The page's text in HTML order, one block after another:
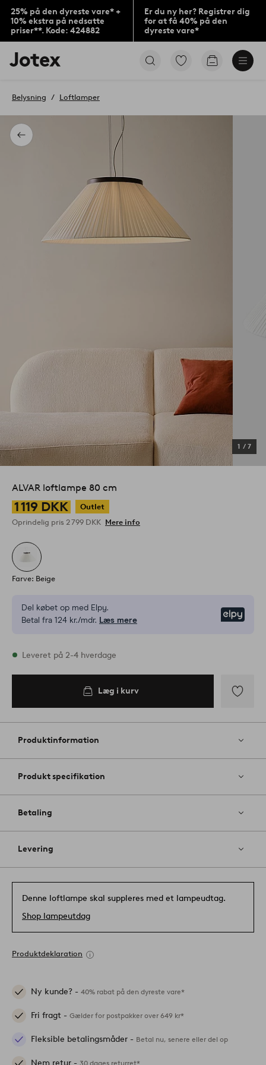
25% på den dyreste vare* +
10% ekstra på nedsatte
priser**. Kode: 424882
Er du ny her? Registrer dig
for at få 40% på den
dyreste vare*
Jotex
logo
til
Gå
Gå
Tilbage
Belysning Loftlamper
1 / 7
ALVAR loftlampe 80 cm
1 119 DKK
Outlet
Oprindelig pris 2 799 DKK Mere info
Farve: Beige
Del købet op med Elpy.
Betal fra 124 kr./mdr. Læs mere
På lager
Leveret på 2-4 hverdage
Læg i kurv
til
Produktinformation
Produkt specifikation
Betaling
Levering
Denne loftlampe skal suppleres med et lampeudtag.
Shop lampeutdag
Produktdeklaration
Ny kunde? - 40% rabat på den dyreste vare*
Fri fragt - Gælder for postpakker over 649 kr*
Fleksible betalingsmåder - Betal nu, senere eller del op
30 dages returret*